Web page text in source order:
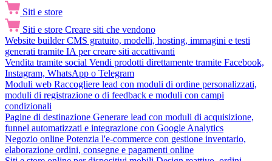
Siti e store
Siti e store Creare siti che vendono
Website builder CMS gratuito, modelli, hosting, immagini e testi
generati tramite IA per creare siti accattivanti
Vendita tramite social Vendi prodotti direttamente tramite Facebook,
Instagram, WhatsApp o Telegram
Moduli web Raccogliere lead con moduli di ordine personalizzati,
moduli di registrazione o di feedback e moduli con campi
condizionali
Pagine di destinazione Generare lead con moduli di acquisizione,
funnel automatizzati e integrazione con Google Analytics
Negozio online Potenzia l'e-commerce con gestione inventario,
elaborazione ordini, consegne e pagamenti online